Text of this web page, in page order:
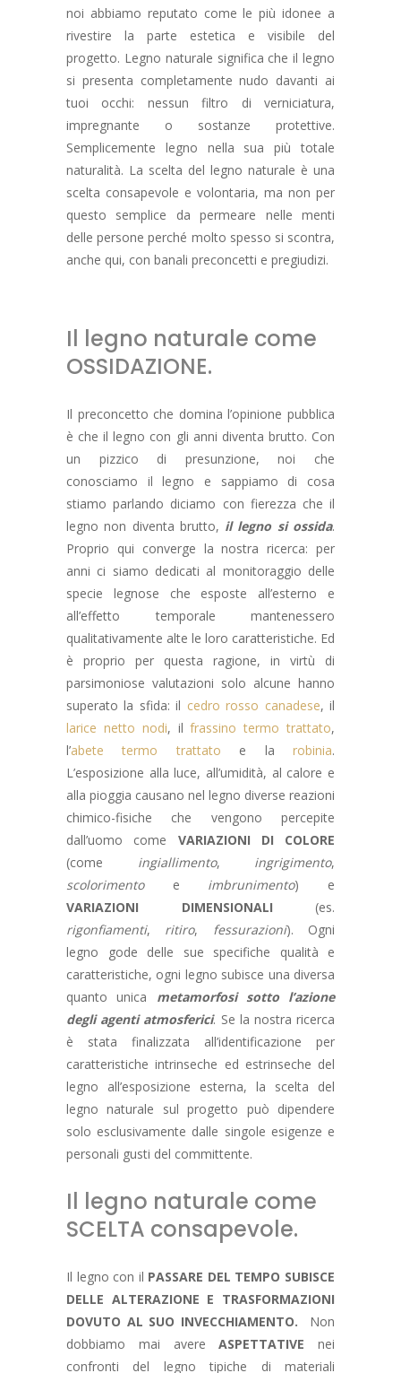
noi abbiamo reputato come le più idonee a
rivestire la parte estetica e visibile del
progetto. Legno naturale significa che il legno
si presenta completamente nudo davanti ai
tuoi occhi: nessun filtro di verniciatura,
impregnante o sostanze protettive.
Semplicemente legno nella sua più totale
naturalità. La scelta del legno naturale è una
scelta consapevole e volontaria, ma non per
questo semplice da permeare nelle menti
delle persone perché molto spesso si scontra,
anche qui, con banali preconcetti e pregiudizi.
Il legno naturale come
OSSIDAZIONE.
Il preconcetto che domina l’opinione pubblica
è che il legno con gli anni diventa brutto. Con
un pizzico di presunzione, noi che
conosciamo il legno e sappiamo di cosa
stiamo parlando diciamo con fierezza che il
legno non diventa brutto, il legno si ossida.
Proprio qui converge la nostra ricerca: per
anni ci siamo dedicati al monitoraggio delle
specie legnose che esposte all’esterno e
all’effetto temporale mantenessero
qualitativamente alte le loro caratteristiche. Ed
è proprio per questa ragione, in virtù di
parsimoniose valutazioni solo alcune hanno
superato la sfida: il cedro rosso canadese, il
larice netto nodi, ilfrassino termo trattato,
l’abete termo trattato e larobinia.
L’esposizione alla luce, all’umidità, al calore e
alla pioggia causano nel legno diverse reazioni
chimico-fisiche che vengono percepite
dall’uomo come VARIAZIONI DI COLORE
(come ingiallimento, ingrigimento,
scolorimentoe imbrunimento) e
VARIAZIONI DIMENSIONALI (es.
rigonfiamenti, ritiro, fessurazioni). Ogni
legno gode delle sue specifiche qualità e
caratteristiche, ogni legno subisce una diversa
quanto unica metamorfosi sotto l’azione
degli agenti atmosferici. Se la nostra ricerca
è stata finalizzata all’identificazione per
caratteristiche intrinseche ed estrinseche del
legno all’esposizione esterna, la scelta del
legno naturale sul progetto può dipendere
solo esclusivamente dalle singole esigenze e
personali gusti del committente.
Il legno naturale come
SCELTA consapevole.
Il legno con il PASSARE DEL TEMPO SUBISCE
DELLE ALTERAZIONE E TRASFORMAZIONI
DOVUTO AL SUO INVECCHIAMENTO. Non
dobbiamo mai avereASPETTATIVE nei
confronti del legno tipiche di materiali